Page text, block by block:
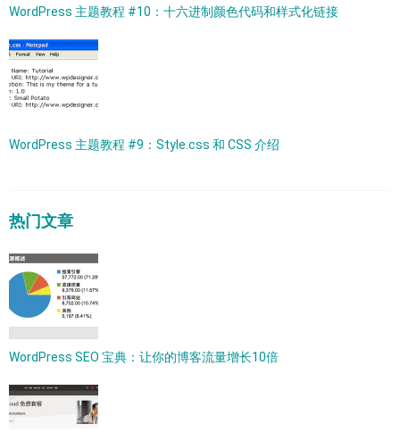
WordPress 主题教程 #10：十六进制颜色代码和样式化链接
WordPress 主题教程 #9：Style.css 和 CSS 介绍
热门文章
WordPress SEO 宝典：让你的博客流量增长10倍